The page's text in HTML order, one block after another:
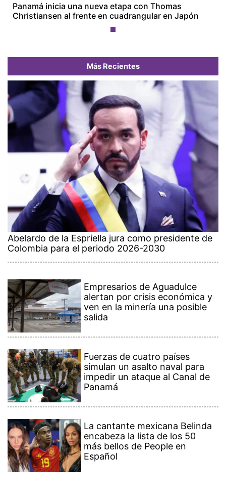
Panamá inicia una nueva etapa con Thomas
Christiansen al frente en cuadrangular en Japón
Más Recientes
Abelardo de la Espriella jura como presidente de
Colombia para el periodo 2026-2030
Empresarios de Aguadulce
alertan por crisis económica y
ven en la minería una posible
salida
Fuerzas de cuatro países
simulan un asalto naval para
impedir un ataque al Canal de
Panamá
La cantante mexicana Belinda
encabeza la lista de los 50
más bellos de People en
Español